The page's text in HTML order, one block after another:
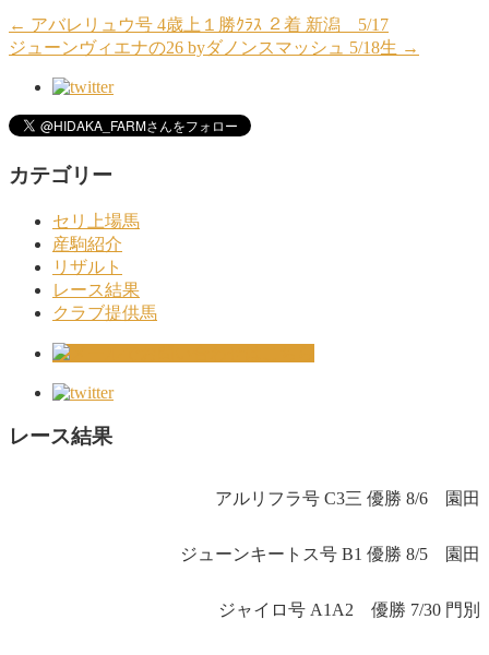
← アバレリュウ号 4歳上１勝ｸﾗｽ ２着 新潟 5/17
ジューンヴィエナの26 byダノンスマッシュ 5/18生 →
カテゴリー
セリ上場馬
産駒紹介
リザルト
レース結果
クラブ提供馬
レース結果
アルリフラ号 C3三 優勝 8/6 園田
ジューンキートス号 B1 優勝 8/5 園田
ジャイロ号 A1A2 優勝 7/30 門別